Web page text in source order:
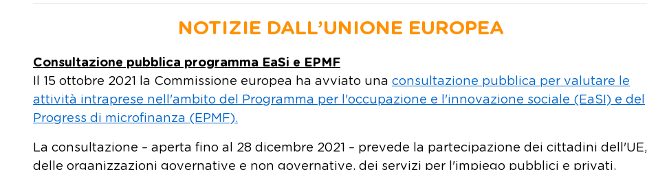
NOTIZIE DALL’UNIONE EUROPEA
Consultazione pubblica programma EaSi e EPMF
Il 15 ottobre 2021 la Commissione europea ha avviato una consultazione pubblica per valutare le
attività intraprese nell'ambito del Programma per l'occupazione e l'innovazione sociale (EaSI) e del
Progress di microfinanza (EPMF).
La consultazione – aperta fino al 28 dicembre 2021 – prevede la partecipazione dei cittadini dell'UE,
delle organizzazioni governative e non governative, dei servizi per l'impiego pubblici e privati,